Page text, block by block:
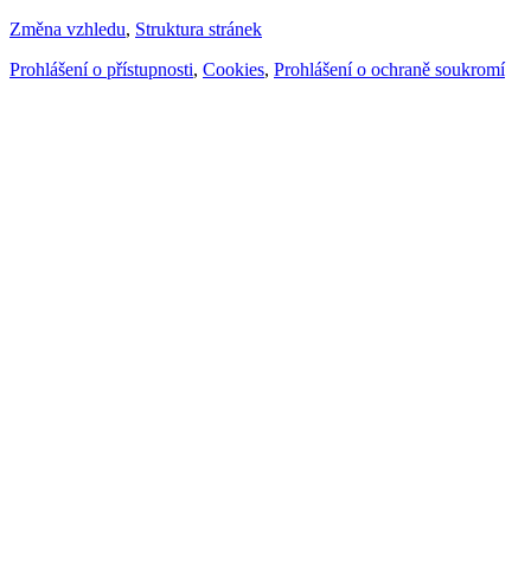
Změna vzhledu, Struktura stránek
Prohlášení o přístupnosti, Cookies, Prohlášení o ochraně soukromí